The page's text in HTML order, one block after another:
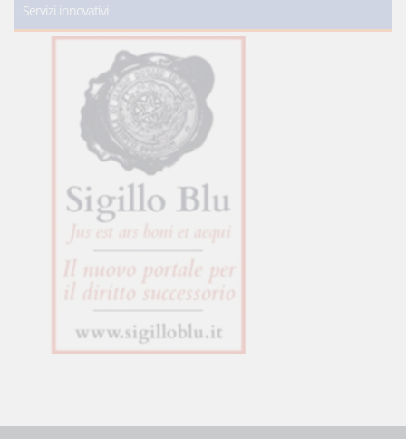
Servizi innovativi